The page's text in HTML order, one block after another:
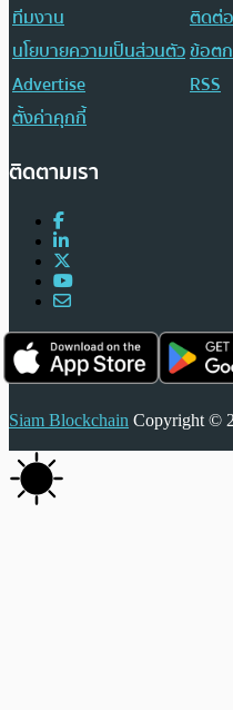
ทีมงาน
ติดต่
นโยบายความเป็นส่วนตัวข้อต
Advertise
RSS
ตั้งค่าคุกกี้
ติดตามเรา
Siam Blockchain Copyright ©